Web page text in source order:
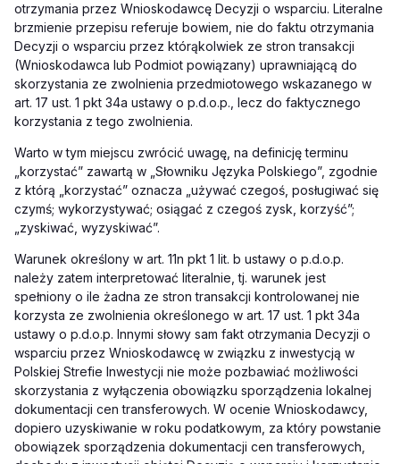
otrzymania przez Wnioskodawcę Decyzji o wsparciu. Literalne
brzmienie przepisu referuje bowiem, nie do faktu otrzymania
Decyzji o wsparciu przez którąkolwiek ze stron transakcji
(Wnioskodawca lub Podmiot powiązany) uprawniającą do
skorzystania ze zwolnienia przedmiotowego wskazanego w
art. 17 ust. 1 pkt 34a ustawy o p.d.o.p., lecz do faktycznego
korzystania z tego zwolnienia.
Warto w tym miejscu zwrócić uwagę, na definicję terminu
„korzystać” zawartą w „Słowniku Języka Polskiego”, zgodnie
z którą „korzystać” oznacza „używać czegoś, posługiwać się
czymś; wykorzystywać; osiągać z czegoś zysk, korzyść”;
„zyskiwać, wyzyskiwać”.
Warunek określony w art. 11n pkt 1 lit. b ustawy o p.d.o.p.
należy zatem interpretować literalnie, tj. warunek jest
spełniony o ile żadna ze stron transakcji kontrolowanej nie
korzysta ze zwolnienia określonego w art. 17 ust. 1 pkt 34a
ustawy o p.d.o.p. Innymi słowy sam fakt otrzymania Decyzji o
wsparciu przez Wnioskodawcę w związku z inwestycją w
Polskiej Strefie Inwestycji nie może pozbawiać możliwości
skorzystania z wyłączenia obowiązku sporządzenia lokalnej
dokumentacji cen transferowych. W ocenie Wnioskodawcy,
dopiero uzyskiwanie w roku podatkowym, za który powstanie
obowiązek sporządzenia dokumentacji cen transferowych,